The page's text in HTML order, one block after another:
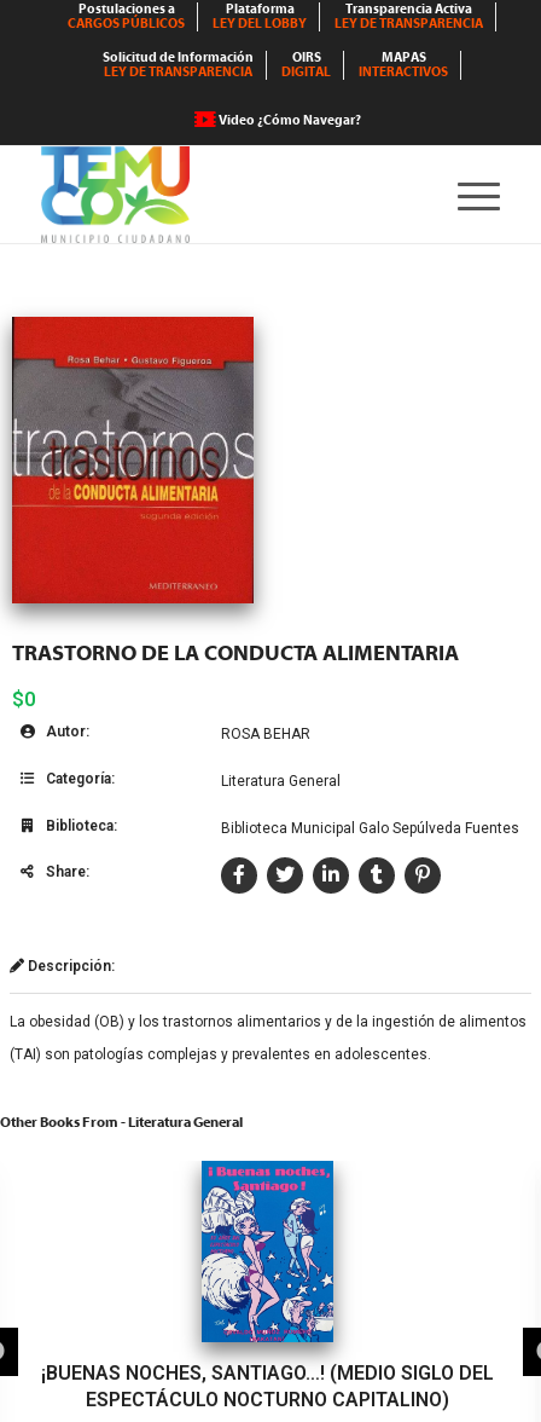
Postulaciones a
CARGOS PÚBLICOS
Plataforma
LEY DEL LOBBY
Transparencia Activa
LEY DE TRANSPARENCIA
Solicitud de Información
LEY DE TRANSPARENCIA
OIRS
DIGITAL
MAPAS
INTERACTIVOS
Video ¿Cómo Navegar?
TRASTORNO DE LA CONDUCTA ALIMENTARIA
$0
Autor: ROSA BEHAR
Categoría: Literatura General
Biblioteca: Biblioteca Municipal Galo Sepúlveda Fuentes
Share:
Descripción:
La obesidad (OB) y los trastornos alimentarios y de la ingestión de alimentos
(TAI) son patologías complejas y prevalentes en adolescentes.
Other Books From - Literatura General
¡BUENAS NOCHES, SANTIAGO…! (MEDIO SIGLO DEL
ESPECTÁCULO NOCTURNO CAPITALINO)